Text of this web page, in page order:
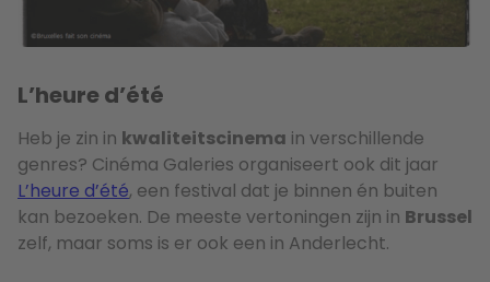
L’heure d’été
Heb je zin in kwaliteitscinema in verschillende
genres? Cinéma Galeries organiseert ook dit jaar
L’heure d’été, een festival dat je binnen én buiten
kan bezoeken. De meeste vertoningen zijn in Brussel
zelf, maar soms is er ook een in Anderlecht.